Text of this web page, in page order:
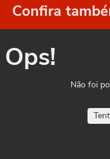
Confira
Ops!
Não foi